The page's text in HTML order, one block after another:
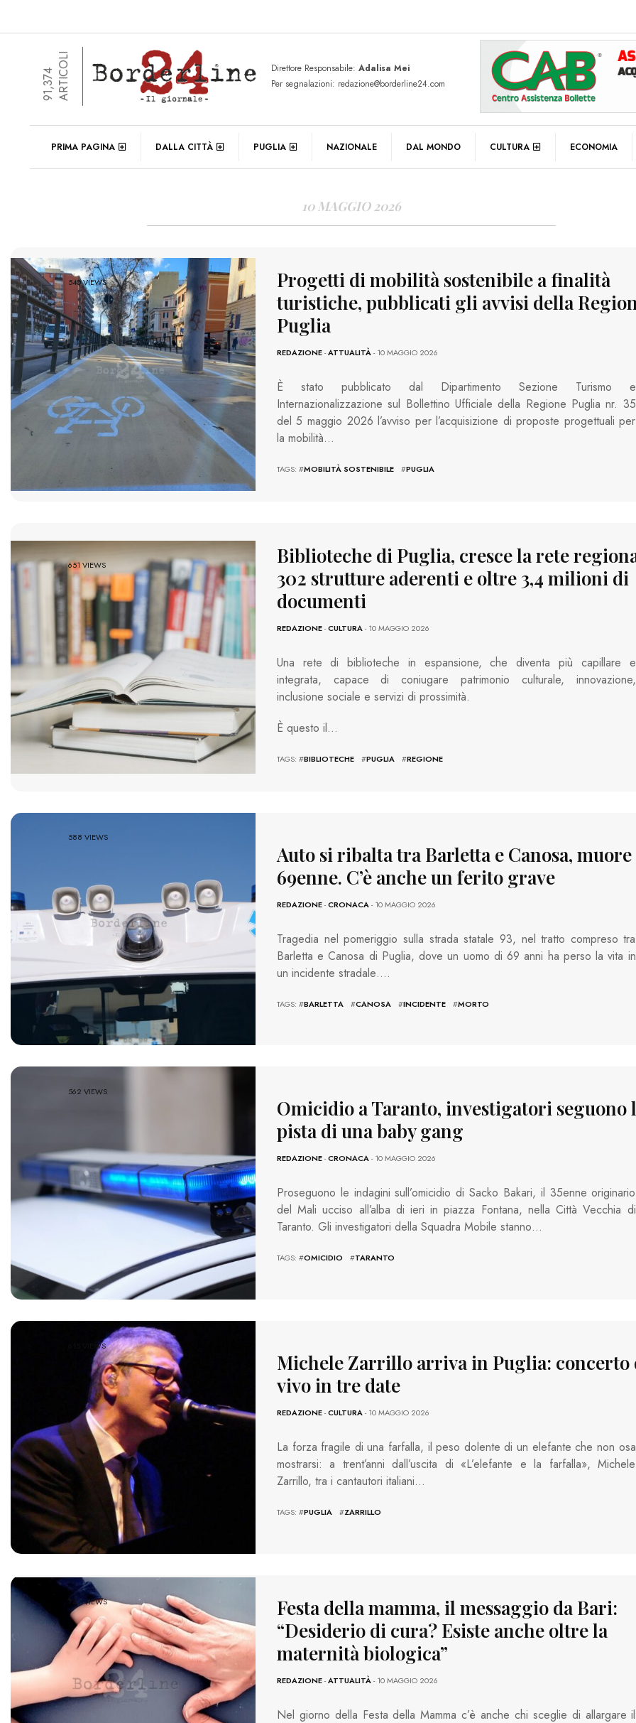
91,374ARTICOLI Direttore Responsabile: Adalisa Mei
Per segnalazioni: redazione@borderline24.com
PRIMA PAGINA DALLA CITTÀ PUGLIA NAZIONALE DAL MONDO CULTURA ECONOMIA
DAILY ARCHIVES
10 MAGGIO 2026
540 VIEWS
Progetti di mobilità sostenibile a finalità
turistiche, pubblicati gli avvisi della
Puglia
REDAZIONE-ATTUALITÀ- 10 MAGGIO 2026
È stato pubblicato dal Dipartimento Sezione Turismo e
Internazionalizzazione sul Bollettino Ufficiale della Regione Puglia nr. 35
del 5 maggio 2026 l’avviso per l’acquisizione di proposte progettuali per
la mobilità…
TAGS: #MOBILITÀ SOSTENIBILE #PUGLIA
651 VIEWS
Biblioteche di Puglia, cresce la rete
302 strutture aderenti e oltre 3,4 milioni di
documenti
REDAZIONE-CULTURA- 10 MAGGIO 2026
Una rete di biblioteche in espansione, che diventa più capillare e
integrata, capace di coniugare patrimonio culturale, innovazione,
inclusione sociale e servizi di prossimità.
È questo il…
TAGS: #BIBLIOTECHE #PUGLIA #REGIONE
588 VIEWS
Auto si ribalta tra Barletta e Canosa,
69enne. C’è anche un ferito grave
REDAZIONE-CRONACA- 10 MAGGIO 2026
Tragedia nel pomeriggio sulla strada statale 93, nel tratto compreso tra
Barletta e Canosa di Puglia, dove un uomo di 69 anni ha perso la vita in
un incidente stradale….
TAGS: #BARLETTA #CANOSA #INCIDENTE #MORTO
562 VIEWS
Omicidio a Taranto, investigatori seguono
pista di una baby gang
REDAZIONE-CRONACA- 10 MAGGIO 2026
Proseguono le indagini sull’omicidio di Sacko Bakari, il 35enne originario
del Mali ucciso all’alba di ieri in piazza Fontana, nella Città Vecchia di
Taranto. Gli investigatori della Squadra Mobile stanno…
TAGS: #OMICIDIO #TARANTO
615 VIEWS
Michele Zarrillo arriva in Puglia: concerto
vivo in tre date
REDAZIONE-CULTURA- 10 MAGGIO 2026
La forza fragile di una farfalla, il peso dolente di un elefante che non osa
mostrarsi: a trent’anni dall’uscita di «L’elefante e la farfalla», Michele
Zarrillo, tra i cantautori italiani…
TAGS: #PUGLIA #ZARRILLO
742 VIEWS
Festa della mamma, il messaggio da Bari:
“Desiderio di cura? Esiste anche oltre la
maternità biologica”
REDAZIONE-ATTUALITÀ- 10 MAGGIO 2026
Nel giorno della Festa della Mamma c’è anche chi sceglie di allargare il